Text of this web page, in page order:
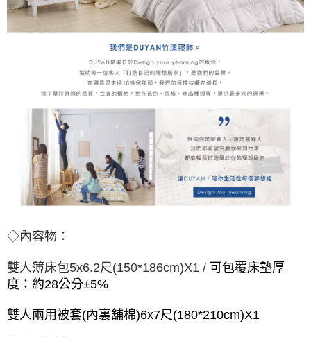
◇內容物：
雙人薄床包5x6.2尺(150*186cm)X1 / 可包覆床墊厚
度：約28公分±5%
雙人兩用被套(內裏舖棉)6x7尺(180*210cm)X1